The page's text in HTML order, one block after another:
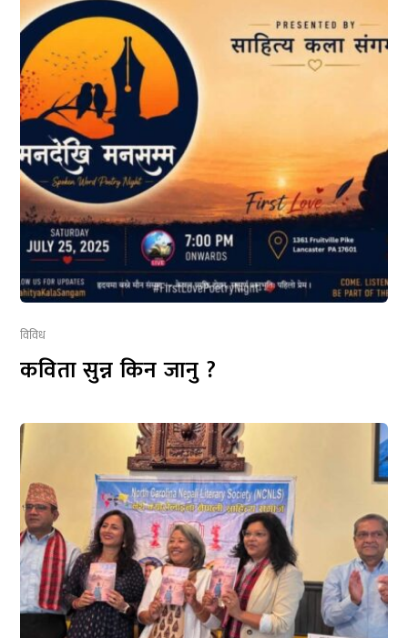
विविध
कविता सुन्न किन जानु ?